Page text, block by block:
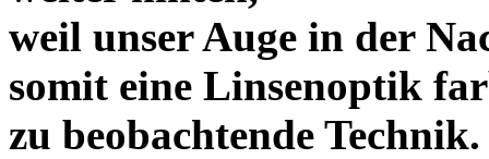
weil unser Auge in der
somit eine Linsenoptik
zu beobachtende